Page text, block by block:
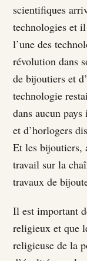
scientifiques
technologies et
l’une des
révolution dans
de bijoutiers et
technologie
dans aucun
et d’horlogers
Et les bijoutiers,
travail sur la
travaux de
Il est important
religieux et que
religieuse de la